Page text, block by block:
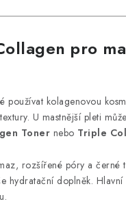
pro
používat kolagenovou
U mastnější pleti
Toner nebo Triple
rozšířené póry a černé
hydratační doplněk.